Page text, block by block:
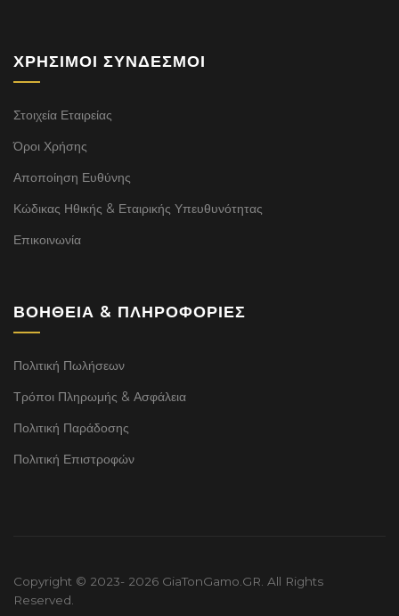
ΧΡΉΣΙΜΟΙ ΣΎΝΔΕΣΜΟΙ
Στοιχεία Εταιρείας
Όροι Χρήσης
Αποποίηση Ευθύνης
Κώδικας Ηθικής & Εταιρικής Υπευθυνότητας
Επικοινωνία
ΒΟΉΘΕΙΑ & ΠΛΗΡΟΦΟΡΊΕΣ
Πολιτική Πωλήσεων
Τρόποι Πληρωμής & Ασφάλεια
Πολιτική Παράδοσης
Πολιτική Επιστροφών
Copyright © 2023- 2026 GiaTonGamo.GR. All Rights
Reserved.